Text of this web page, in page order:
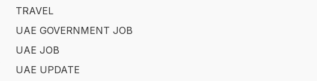
TRAVEL
UAE GOVERNMENT JOB
UAE JOB
UAE UPDATE